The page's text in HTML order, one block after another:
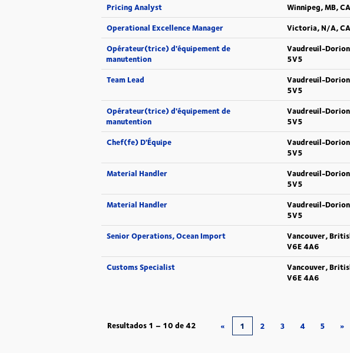
Pricing Analyst
Winnipeg, MB,
Operational Excellence Manager
Victoria, N/A,
Opérateur(trice) d'équipement de
manutention
Vaudreuil-
5V5
Team Lead
Vaudreuil-
5V5
Opérateur(trice) d'équipement de
manutention
Vaudreuil-
5V5
Chef(fe) D'Équipe
Vaudreuil-
5V5
Material Handler
Vaudreuil-
5V5
Material Handler
Vaudreuil-
5V5
Senior Operations, Ocean Import
Vancouver,
V6E 4A6
Customs Specialist
Vancouver,
V6E 4A6
Resultados 1 – 10 de42 « 1 2 3 4 5 »